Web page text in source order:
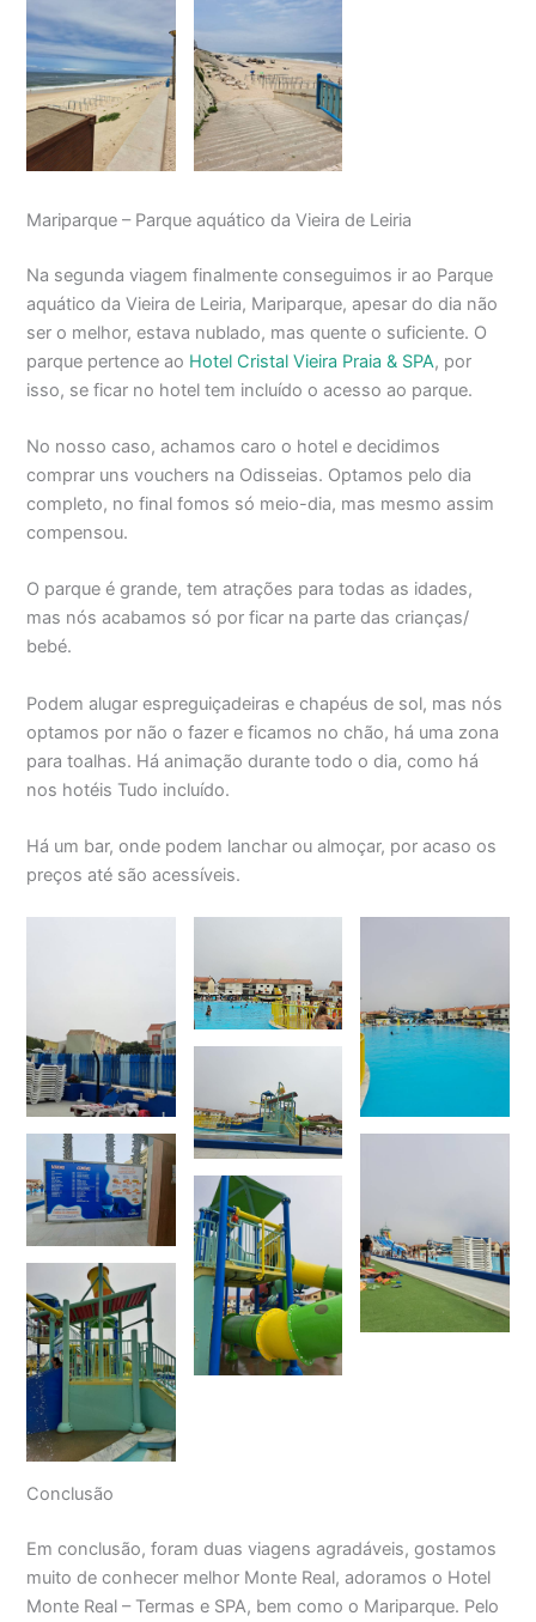
Mariparque – Parque aquático da Vieira de Leiria
Na segunda viagem finalmente conseguimos ir ao Parque
aquático da Vieira de Leiria, Mariparque, apesar do dia não
ser o melhor, estava nublado, mas quente o suficiente. O
parque pertence ao Hotel Cristal Vieira Praia & SPA, por
isso, se ficar no hotel tem incluído o acesso ao parque.
No nosso caso, achamos caro o hotel e decidimos
comprar uns vouchers na Odisseias. Optamos pelo dia
completo, no final fomos só meio-dia, mas mesmo assim
compensou.
O parque é grande, tem atrações para todas as idades,
mas nós acabamos só por ficar na parte das crianças/
bebé.
Podem alugar espreguiçadeiras e chapéus de sol, mas nós
optamos por não o fazer e ficamos no chão, há uma zona
para toalhas. Há animação durante todo o dia, como há
nos hotéis Tudo incluído.
Há um bar, onde podem lanchar ou almoçar, por acaso os
preços até são acessíveis.
Conclusão
Em conclusão, foram duas viagens agradáveis, gostamos
muito de conhecer melhor Monte Real, adoramos o Hotel
Monte Real – Termas e SPA, bem como o Mariparque. Pelo